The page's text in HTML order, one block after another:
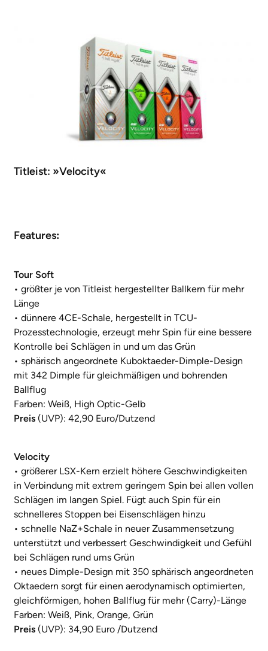
Titleist: »Velocity«
Features:
Tour Soft
• größter je von Titleist hergestellter Ballkern für mehr
Länge
• dünnere 4CE-Schale, hergestellt in TCU-
Prozesstechnologie, erzeugt mehr Spin für eine bessere
Kontrolle bei Schlägen in und um das Grün
• sphärisch angeordnete Kuboktaeder-Dimple-Design
mit 342 Dimple für gleichmäßigen und bohrenden
Ballflug
Farben: Weiß, High Optic-Gelb
Preis (UVP): 42,90 Euro/Dutzend
Velocity
• größerer LSX-Kern erzielt höhere Geschwindigkeiten
in Verbindung mit extrem geringem Spin bei allen vollen
Schlägen im langen Spiel. Fügt auch Spin für ein
schnelleres Stoppen bei Eisenschlägen hinzu
• schnelle NaZ+Schale in neuer Zusammensetzung
unterstützt und verbessert Geschwindigkeit und Gefühl
bei Schlägen rund ums Grün
• neues Dimple-Design mit 350 sphärisch angeordneten
Oktaedern sorgt für einen aerodynamisch optimierten,
gleichförmigen, hohen Ballflug für mehr (Carry)-Länge
Farben: Weiß, Pink, Orange, Grün
Preis (UVP): 34,90 Euro /Dutzend